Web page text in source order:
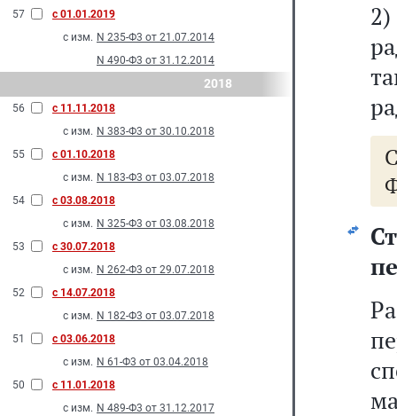
57
с 01.01.2019
с изм. N 235-Ф3 от 21.07.2014
N 490-Ф3 от 31.12.2014
2018
56
с 11.11.2018
с изм. N 383-Ф3 от 30.10.2018
55
с 01.10.2018
с изм. N 183-Ф3 от 03.07.2018
54
с 03.08.2018
с изм. N 325-Ф3 от 03.08.2018
53
с 30.07.2018
с изм. N 262-Ф3 от 29.07.2018
52
с 14.07.2018
с изм. N 182-Ф3 от 03.07.2018
51
с 03.06.2018
с изм. N 61-Ф3 от 03.04.2018
50
с 11.01.2018
с изм. N 489-Ф3 от 31.12.2017